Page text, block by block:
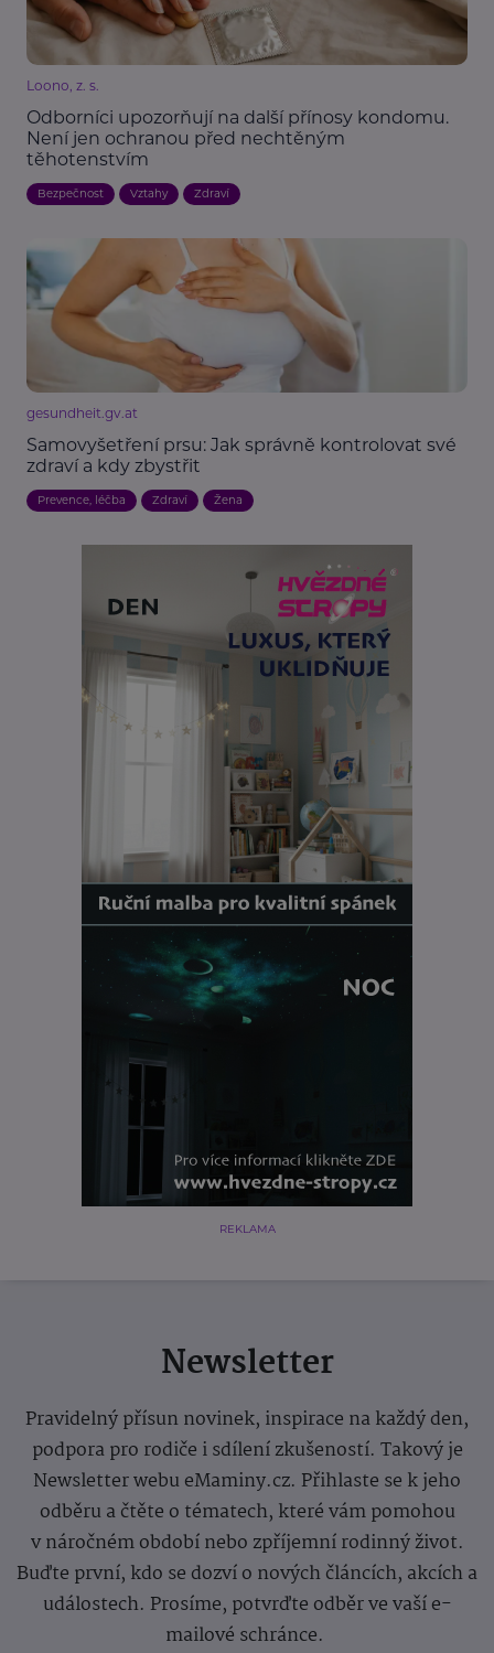
Loono, z. s.
Odborníci upozorňují na další přínosy kondomu.
Není jen ochranou před nechtěným
těhotenstvím
Bezpečnost Vztahy Zdraví
gesundheit.gv.at
Samovyšetření prsu: Jak správně kontrolovat své
zdraví a kdy zbystřit
Prevence, léčba Zdraví Žena
REKLAMA
Newsletter
Pravidelný přísun novinek, inspirace na každý den,
podpora pro rodiče i sdílení zkušeností. Takový je
Newsletter webu eMaminy.cz. Přihlaste se k jeho
odběru a čtěte o tématech, které vám pomohou
v náročném období nebo zpříjemní rodinný život.
Buďte první, kdo se dozví o nových článcích, akcích a
událostech. Prosíme, potvrďte odběr ve vaší e-
mailové schránce.